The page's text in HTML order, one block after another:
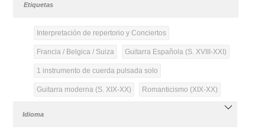
Etiquetas
Interpretación de repertorio y Conciertos
Francia / Belgica / Suiza Guitarra Española (S. XVIII-XXI)
1 instrumento de cuerda pulsada solo
Guitarra moderna (S. XIX-XX) Romanticismo (XIX-XX)
Idioma